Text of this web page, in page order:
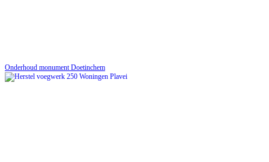
Onderhoud monument Doetinchem